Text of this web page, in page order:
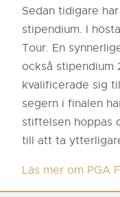
Sedan tidigare
stipendium. I
Tour. En
också stipendium
kvalificerade sig
segern i finalen
stiftelsen hoppas
till att ta
Läs mer om PGA